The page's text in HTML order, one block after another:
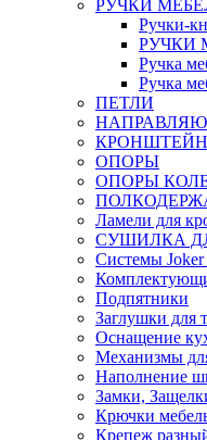
РУЧКИ
Ручки-
РУЧКИ
Ручка
Ручка
ПЕТЛИ
ОПОРЫ
ОПОРЫ
Ламели для
СУШИЛКА
Системы
Подпятники
Заглушки для
Оснащение
Механизмы
Наполнение
Замки,
Крючки
Крепеж